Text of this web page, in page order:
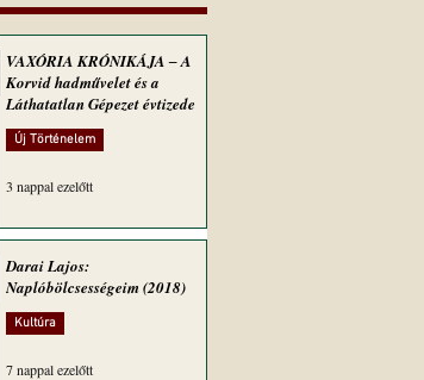
VAXÓRIA KRÓNIKÁJA ‒ A
Korvid hadművelet és a
Láthatatlan Gépezet évtizede
Új Történelem
3 nappal ezelőtt
Darai Lajos:
Naplóbölcsességeim (2018)
Kultúra
7 nappal ezelőtt